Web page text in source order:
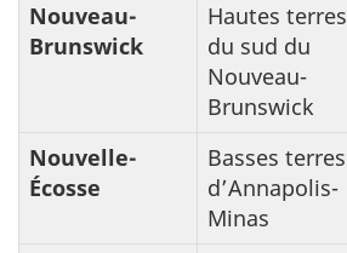
Nouveau-
Brunswick
Hautes terres
du sud du
Nouveau-
Brunswick
Nouvelle-
Écosse
Basses terres
d’Annapolis-
Minas